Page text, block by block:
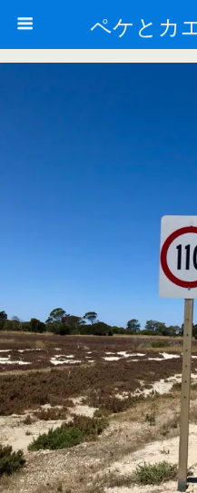
ペケとカ